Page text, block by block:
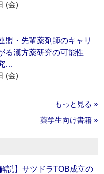
(金)
盟・先輩薬剤師のキャリ
る漢方薬研究の可能性
…
(金)
もっと見る »
薬学生向け書籍 »
説】サツドラTOB成立の